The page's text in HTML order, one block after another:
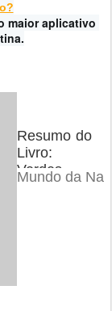
maior aplicativo
Resumo do
Livro:
Verdes,
Azuis e
Mundo da